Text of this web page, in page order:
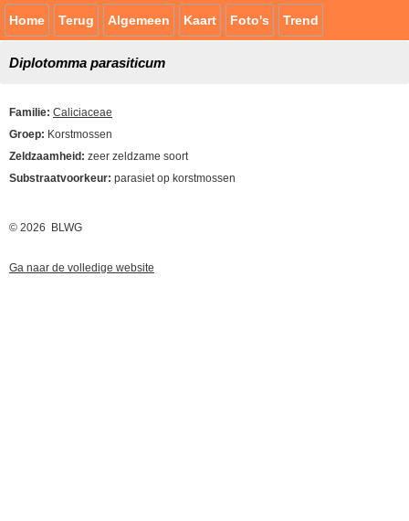
Home Terug Algemeen Kaart Foto's Trend
Diplotomma parasiticum
Familie: Caliciaceae
Groep: Korstmossen
Zeldzaamheid: zeer zeldzame soort
Substraatvoorkeur: parasiet op korstmossen
© 2026 BLWG
Ga naar de volledige website